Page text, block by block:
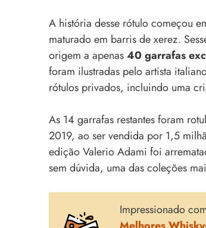
A história desse rótulo começou
maturado em barris de xerez.
origem a apenas40 garrafas
foram ilustradas pelo artista
rótulos privados, incluindo uma
As 14 garrafas restantes foram
2019, ao ser vendida por 1,5
edição Valerio Adami foi
sem dúvida, uma das coleções
Impressionado